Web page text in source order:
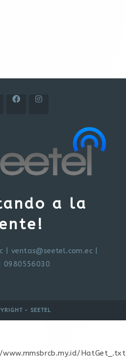
a la
|ventas@seetel.com.ec
0980556030
- SEETEL
HatGet_.txt